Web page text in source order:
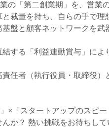
の「第二創業期」を、営業
と裁量を持ち、自らの手で
基盤と顧客ネットワークを
結する「利益連動賞与」に
責任者（執行役員・取締役
×「スタートアップのスピ
か？ 熱い挑戦をお待ちして